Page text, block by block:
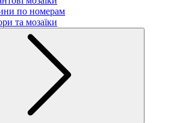
по номерам
та мозаїки